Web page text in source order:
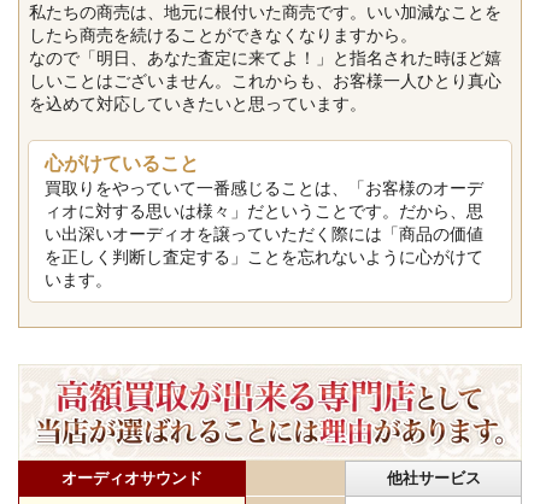
私たちの商売は、地元に根付いた商売です。いい加減なことを
したら商売を続けることができなくなりますから。
なので「明日、あなた査定に来てよ！」と指名された時ほど嬉
しいことはございません。これからも、お客様一人ひとり真心
を込めて対応していきたいと思っています。
心がけていること
買取りをやっていて一番感じることは、「お客様のオーデ
ィオに対する思いは様々」だということです。だから、思
い出深いオーディオを譲っていただく際には「商品の価値
を正しく判断し査定する」ことを忘れないように心がけて
います。
オーディオサウンド 他社サービス